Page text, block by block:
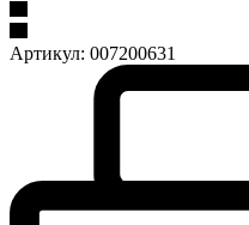
Артикул: 007200631